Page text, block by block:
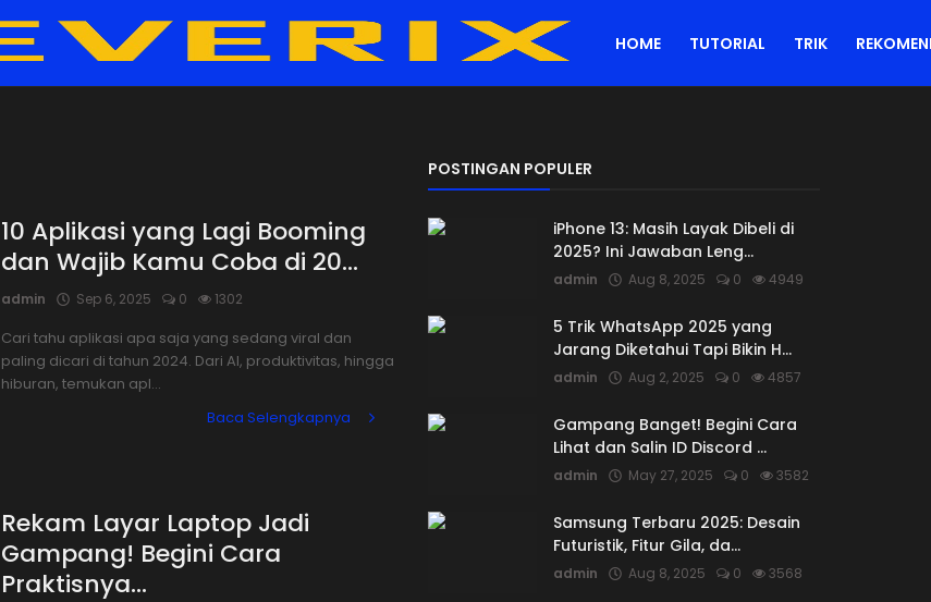
HOME TUTORIAL TRIK
10 Aplikasi yang Lagi Booming
dan Wajib Kamu Coba di 20...
admin Sep 6, 2025 0 1302
Cari tahu aplikasi apa saja yang sedang viral dan
paling dicari di tahun 2024. Dari AI, produktivitas, hingga
hiburan, temukan apl...
Baca Selengkapnya
Rekam Layar Laptop Jadi
Gampang! Begini Cara
Praktisnya...
POSTINGAN POPULER
iPhone 13: Masih Layak Dibeli di
2025? Ini Jawaban Leng...
admin Aug 8, 2025 0 4949
5 Trik WhatsApp 2025 yang
Jarang Diketahui Tapi Bikin H...
admin Aug 2, 2025 0 4857
Gampang Banget! Begini Cara
Lihat dan Salin ID Discord ...
admin May 27, 2025 0 3582
Samsung Terbaru 2025: Desain
Futuristik, Fitur Gila, da...
admin Aug 8, 2025 0 3568